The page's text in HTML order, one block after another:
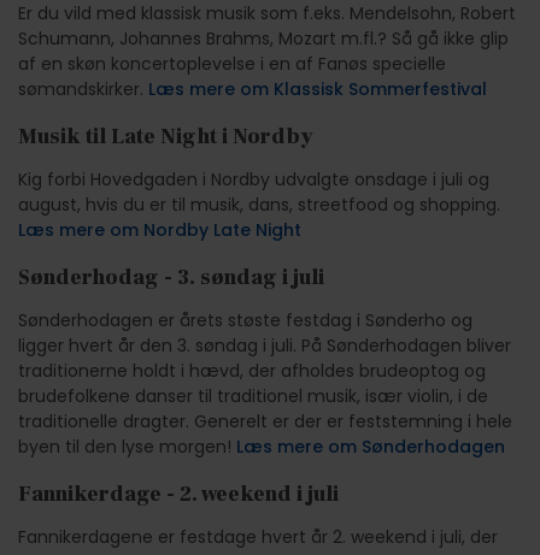
Er du vild med klassisk musik som f.eks. Mendelsohn, Robert
Schumann, Johannes Brahms, Mozart m.fl.? Så gå ikke glip
af en skøn koncertoplevelse i en af Fanøs specielle
sømandskirker. Læs mere om Klassisk Sommerfestival
Musik til Late Night i Nordby
Kig forbi Hovedgaden i Nordby udvalgte onsdage i juli og
august, hvis du er til musik, dans, streetfood og shopping.
Læs mere om Nordby Late Night
Sønderhodag - 3. søndag i juli
Sønderhodagen er årets støste festdag i Sønderho og
ligger hvert år den 3. søndag i juli. På Sønderhodagen bliver
traditionerne holdt i hævd, der afholdes brudeoptog og
brudefolkene danser til traditionel musik, især violin, i de
traditionelle dragter. Generelt er der er feststemning i hele
byen til den lyse morgen! Læs mere om Sønderhodagen
Fannikerdage - 2. weekend i juli
Fannikerdagene er festdage hvert år 2. weekend i juli, der